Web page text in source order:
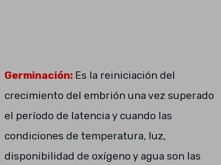
Germinación: Es la reiniciación del
crecimiento del embrión una vez superado
el período de latencia y cuando las
condiciones de temperatura, luz,
disponibilidad de oxígeno y agua son las